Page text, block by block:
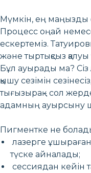
Мүмкін, ең маңызды
Процесс оңай
ескертеміз.
және тыртықсыз
Бұл ауырады ма? Сіз
қышу сезімін
тығызырақ - сол
адамның ауырсыну
Пигментке не
лазерге
түске айналады;
сессиядан кейін